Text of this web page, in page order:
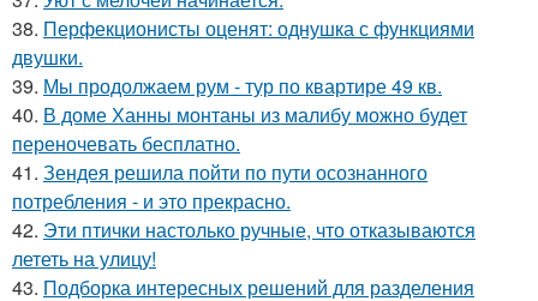
38. Перфекционисты оценят: однушка с функциями
двушки.
39. Мы продолжаем рум - тур по квартире 49 кв.
40. В доме Ханны монтаны из малибу можно будет
переночевать бесплатно.
41. Зендея решила пойти по пути осознанного
потребления - и это прекрасно.
42. Эти птички настолько ручные, что отказываются
лететь на улицу!
43. Подборка интересных решений для разделения